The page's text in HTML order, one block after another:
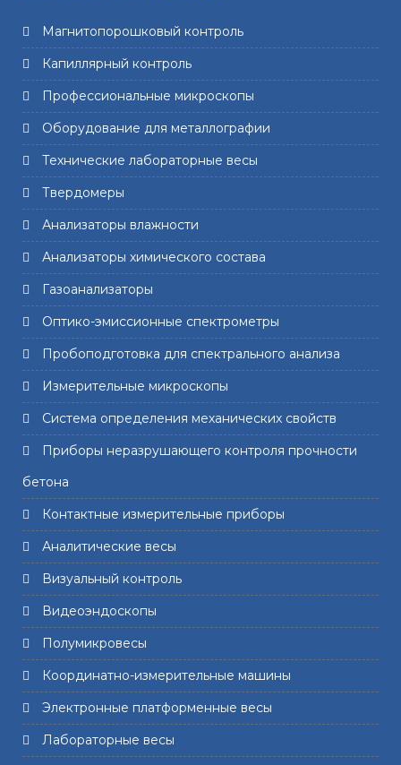
Магнитопорошковый контроль
Капиллярный контроль
Профессиональные микроскопы
Оборудование для металлографии
Технические лабораторные весы
Твердомеры
Анализаторы влажности
Анализаторы химического состава
Газоанализаторы
Оптико-эмиссионные спектрометры
Пробоподготовка для спектрального анализа
Измерительные микроскопы
Система определения механических свойств
Приборы неразрушающего контроля прочности
бетона
Контактные измерительные приборы
Аналитические весы
Визуальный контроль
Видеоэндоскопы
Полумикровесы
Координатно-измерительные машины
Электронные платформенные весы
Лабораторные весы